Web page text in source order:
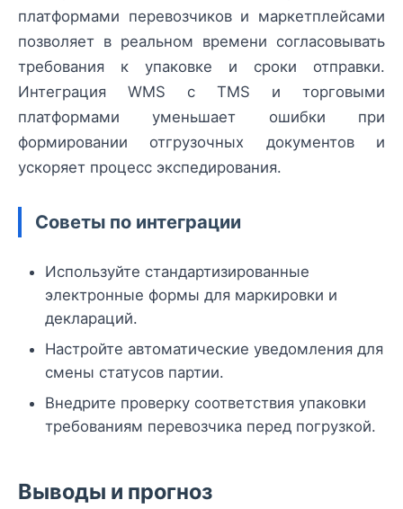
платформами перевозчиков и маркетплейсами
позволяет в реальном времени согласовывать
требования к упаковке и сроки отправки.
Интеграция WMS с TMS и торговыми
платформами уменьшает ошибки при
формировании отгрузочных документов и
ускоряет процесс экспедирования.
Советы по интеграции
Используйте стандартизированные
электронные формы для маркировки и
деклараций.
Настройте автоматические уведомления для
смены статусов партии.
Внедрите проверку соответствия упаковки
требованиям перевозчика перед погрузкой.
Выводы и прогноз